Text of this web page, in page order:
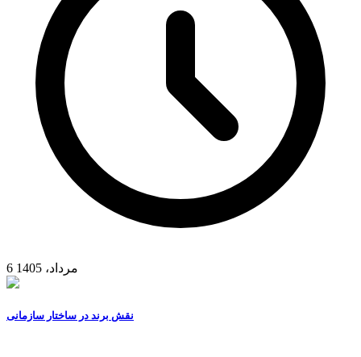
6 مرداد، 1405
نقش برند در ساختار سازمانی